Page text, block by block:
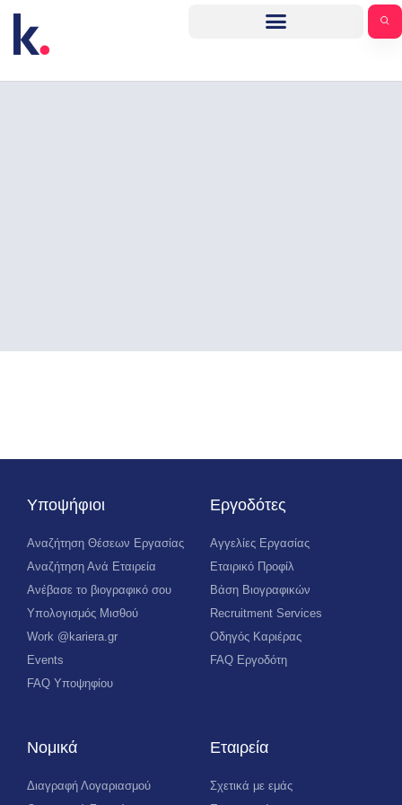
Υποψήφιοι
Αναζήτηση Θέσεων Εργασίας
Αναζήτηση Ανά Εταιρεία
Ανέβασε το βιογραφικό σου
Υπολογισμός Μισθού
Work @kariera.gr
Events
FAQ Υποψηφίου
Εργοδότες
Αγγελίες Εργασίας
Εταιρικό Προφίλ
Βάση Βιογραφικών
Recruitment Services
Οδηγός Καριέρας
FAQ Εργοδότη
Νομικά
Διαγραφή Λογαριασμού
Εταιρεία
Σχετικά με εμάς